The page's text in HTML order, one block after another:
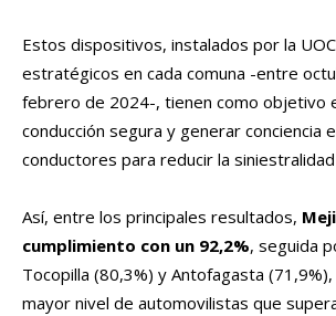
Estos dispositivos, instalados por la
estratégicos en cada comuna -entre
febrero de 2024-, tienen como objetivo
conducción segura y generar conciencia
conductores para reducir la siniestralidad
Así, entre los principales resultados,
cumplimiento con un 92,2%, seguida
Tocopilla (80,3%) y Antofagasta
mayor nivel de automovilistas que